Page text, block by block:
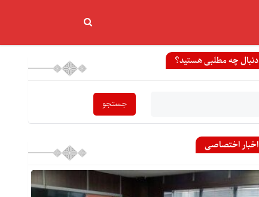
دنبال چه مطلبی هستید؟
اخبار اختصاصی